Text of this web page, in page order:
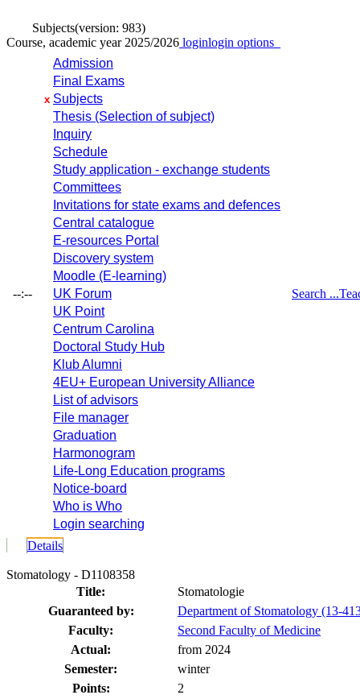
Subjects(version: 983)
Course, academic year 2025/2026 loginlogin options
--:--
Admission
Final Exams
x Subjects
Thesis (Selection of subject)
Inquiry
Schedule
Study application - exchange students
Committees
Invitations for state exams and defences
Central catalogue
E-resources Portal
Discovery system
Moodle (E-learning)
UK Forum
UK Point
Centrum Carolina
Doctoral Study Hub
Klub Alumni
4EU+ European University Alliance
List of advisors
File manager
Graduation
Harmonogram
Life-Long Education programs
Notice-board
Who is Who
Login searching
Search ...
Details
Stomatology - D1108358
Title:
Stomatologie
Guaranteed by:
Department of Stomatology (13-
Faculty:
Second Faculty of Medicine
Actual:
from 2024
Semester:
winter
Points:
2